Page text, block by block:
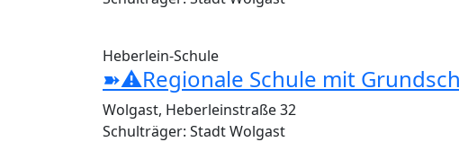
Heberlein-Schule
➽⚠Regionale Schule mit
Wolgast, Heberleinstraße 32
Schulträger: Stadt Wolgast